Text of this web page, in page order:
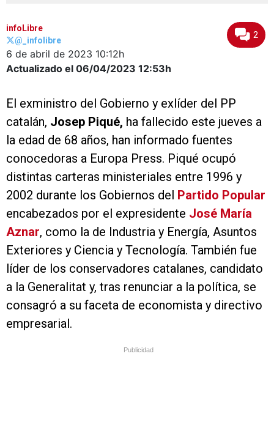
infoLibre
@_infolibre
6 de abril de 2023 10:12h
Actualizado el 06/04/2023 12:53h
2
El exministro del Gobierno y exlíder del PP
catalán, Josep Piqué, ha fallecido este jueves a
la edad de 68 años, han informado fuentes
conocedoras a Europa Press. Piqué ocupó
distintas carteras ministeriales entre 1996 y
2002 durante los Gobiernos del Partido Popular
encabezados por el expresidente José María
Aznar, como la de Industria y Energía, Asuntos
Exteriores y Ciencia y Tecnología. También fue
líder de los conservadores catalanes, candidato
a la Generalitat y, tras renunciar a la política, se
consagró a su faceta de economista y directivo
empresarial.
Publicidad